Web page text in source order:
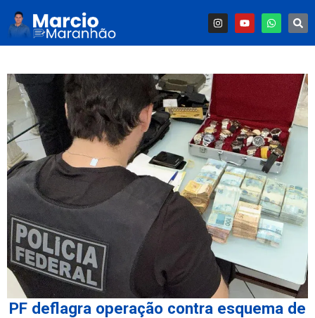
PF deflagra operação contra esquema de